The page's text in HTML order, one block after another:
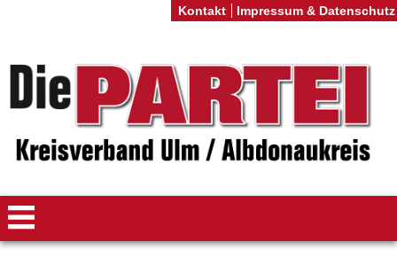
Kontakt Impressum & Datenschutz